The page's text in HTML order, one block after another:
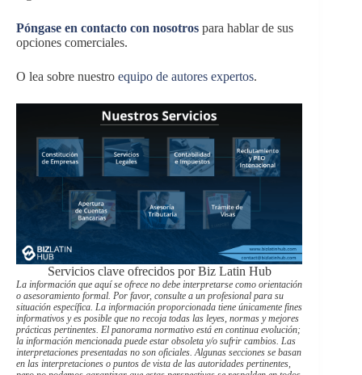
Póngase en contacto con nosotros para hablar de sus
opciones comerciales.
O lea sobre nuestro equipo de autores expertos.
Servicios clave ofrecidos por Biz Latin Hub
La información que aquí se ofrece no debe interpretarse como orientación
o asesoramiento formal. Por favor, consulte a un profesional para su
situación específica. La información proporcionada tiene únicamente fines
informativos y es posible que no recoja todas las leyes, normas y mejores
prácticas pertinentes. El panorama normativo está en continua evolución;
la información mencionada puede estar obsoleta y/o sufrir cambios. Las
interpretaciones presentadas no son oficiales. Algunas secciones se basan
en las interpretaciones o puntos de vista de las autoridades pertinentes,